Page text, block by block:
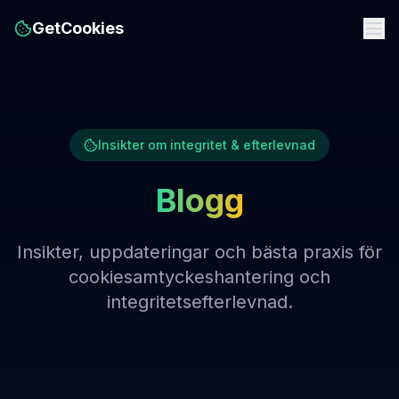
GetCookies
Insikter om integritet & efterlevnad
Blogg
Insikter, uppdateringar och bästa praxis för
cookiesamtyckeshantering och
integritetsefterlevnad.